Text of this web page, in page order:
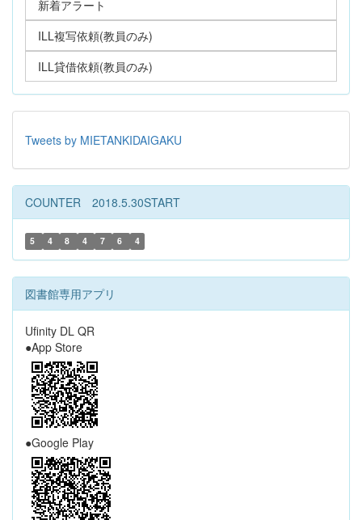
新着アラート
ILL複写依頼(教員のみ)
ILL貸借依頼(教員のみ)
Tweets by MIETANKIDAIGAKU
COUNTER 2018.5.30START
5 4 8 4 7 6 4
図書館専用アプリ
Ufinity DL QR
●App Store
●Google Play